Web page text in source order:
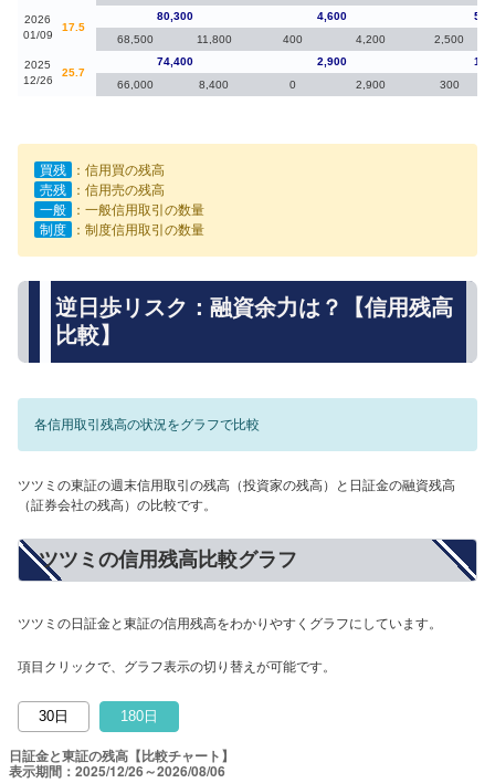
2026
01/09
17.5
80,300 4,600
68,500
11,800 400 4,200 2,500
2025
12/26
25.7
74,400 2,900
66,000
8,400 0 2,900 300
買残
：信用買の残高
売残
：信用売の残高
一般
：一般信用取引の数量
制度
：制度信用取引の数量
逆日歩リスク：融資余力は？【信用残高
比較】
各信用取引残高の状況をグラフで比較
ツツミの東証の週末信用取引の残高（投資家の残高）と日証金の融資残高
（証券会社の残高）の比較です。
ツツミの信用残高比較グラフ
ツツミの日証金と東証の信用残高をわかりやすくグラフにしています。
項目クリックで、グラフ表示の切り替えが可能です。
30日 180日